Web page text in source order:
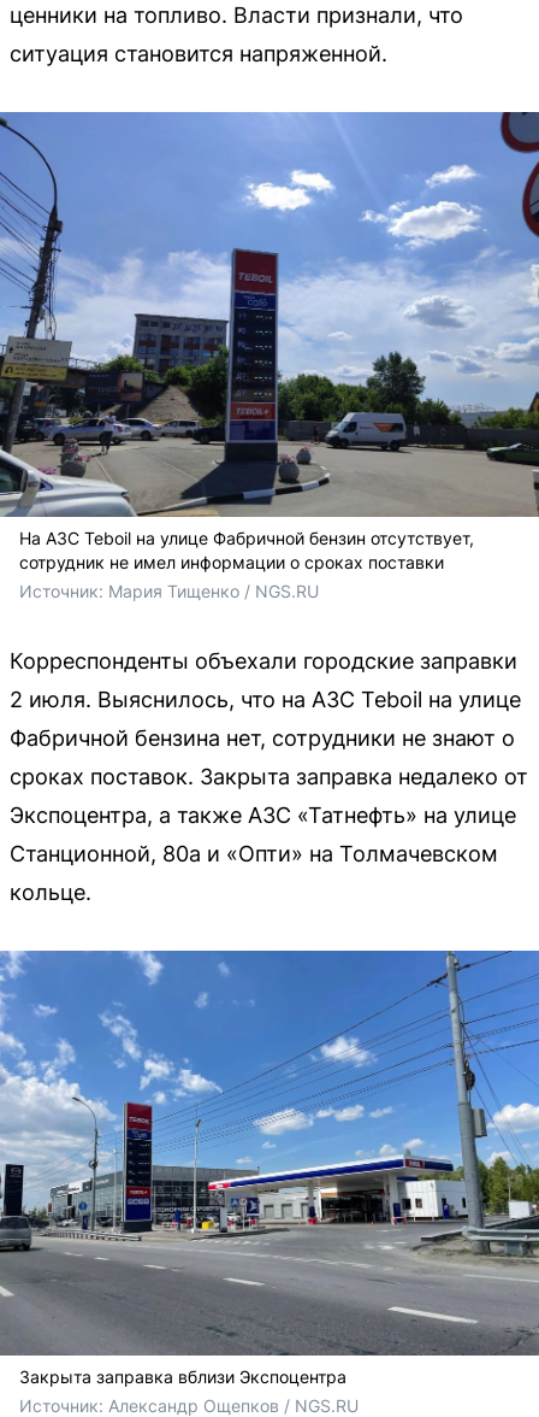
ценники на топливо. Власти признали, что
ситуация становится напряженной.
На АЗС Teboil на улице Фабричной бензин отсутствует,
сотрудник не имел информации о сроках поставки
Источник: Мария Тищенко / NGS.RU
Корреспонденты объехали городские заправки
2 июля. Выяснилось, что на АЗС Teboil на улице
Фабричной бензина нет, сотрудники не знают о
сроках поставок. Закрыта заправка недалеко от
Экспоцентра, а также АЗС «Татнефть» на улице
Станционной, 80а и «Опти» на Толмачевском
кольце.
Закрыта заправка вблизи Экспоцентра
Источник: Александр Ощепков / NGS.RU